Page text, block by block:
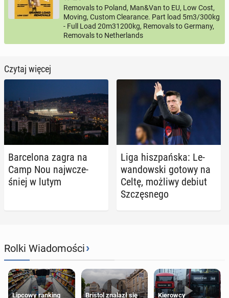
Removals to Poland, Man&Van to EU, Low Cost,
Moving, Custom Clearance. Part load 5m3/300kg
- Full Load 20m31200kg, Removals to Germany,
Removals to Netherlands
Czytaj więcej
Bar­ce­lo­na zagra na
Camp Nou naj­wcze­
śniej w lutym
Liga hisz­pań­ska: Le­
wan­dow­ski gotowy na
Celtę, możliwy debiut
Szczę­sne­go
Rolki Wiadomości›
Lipcowy ranking
Bristol znalazł się
Kierowcy